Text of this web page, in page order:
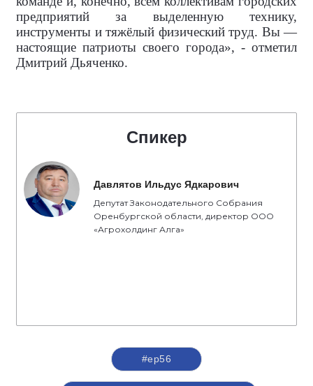
предприятий за выделенную технику,
инструменты и тяжёлый физический труд. Вы —
настоящие патриоты своего города», - отметил
Дмитрий Дьяченко.
Спикер
Давлятов Ильдус Ядкарович
Депутат Законодательного Собрания
Оренбургской области, директор ООО
«Агрохолдинг Алга»
#ер56